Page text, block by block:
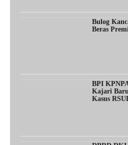
Bulog
Beras
BPI
Kajari
Kasus